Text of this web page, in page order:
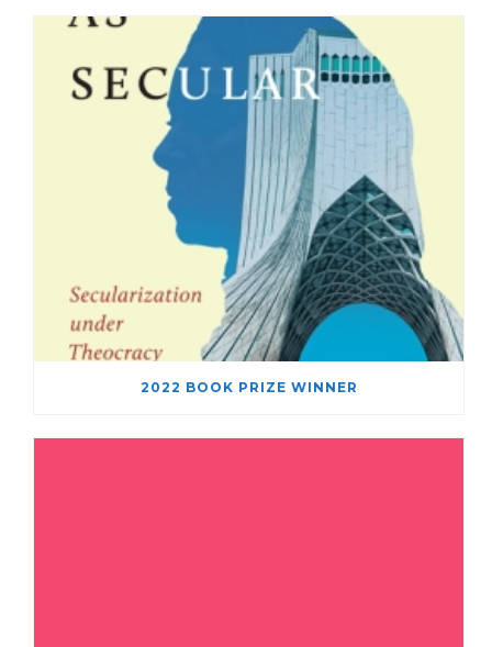
2022 BOOK PRIZE WINNER